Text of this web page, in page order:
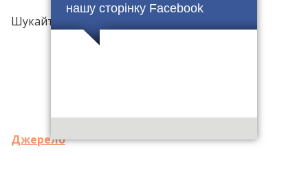
нашу сторінку Facebook
Шукайте деталі в групі
Джерело